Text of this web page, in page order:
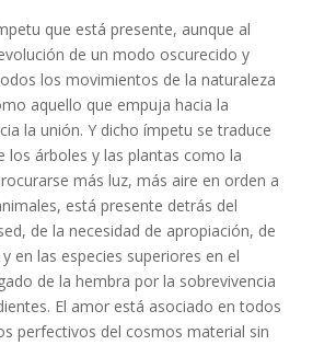
que está presente, aunque al
de un modo oscurecido y
los movimientos de la naturaleza
aquello que empuja hacia la
la unión. Y dicho ímpetu se traduce
los árboles y las plantas como la
más luz, más aire en orden a
está presente detrás del
de la necesidad de apropiación, de
en las especies superiores en el
de la hembra por la sobrevivencia
El amor está asociado en todos
perfectivos del cosmos material sin